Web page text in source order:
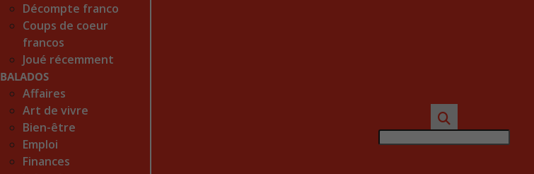
Décompte franco
Coups de coeur
francos
Joué récemment
BALADOS
Affaires
Art de vivre
Bien-être
Emploi
Finances